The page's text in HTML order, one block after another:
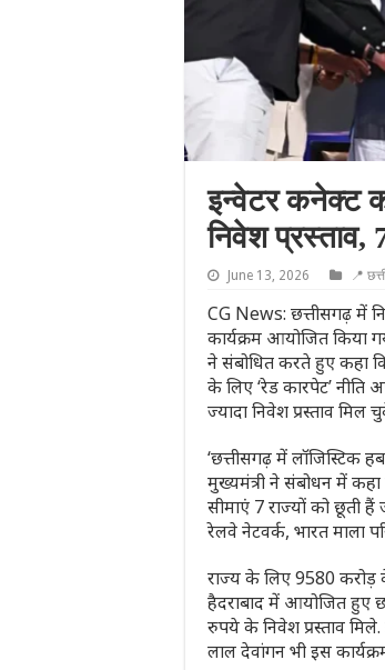
इन्वेटर कनेक्ट
निवेश प्रस्ताव,
June 13, 2026 📍
CG News: छत्तीसगढ़ में
कार्यक्रम आयोजित किया
ने संबोधित करते हुए कहा
के लिए ‘रेड कारपेट’
ज्यादा निवेश प्रस्ताव मिल
‘छत्तीसगढ़ में लॉजिस्टिक
मुख्यमंत्री ने संबोधन में
सीमाएं 7 राज्यों को छूती
रेलवे नेटवर्क, भारत माला
राज्य के लिए 9580 करोड़
हैदराबाद में आयोजित हुए
रुपये के निवेश प्रस्ताव
लाल देवांगन भी इस